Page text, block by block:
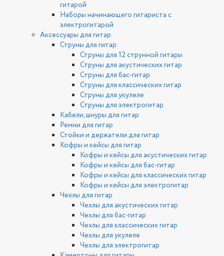
гитарой
Наборы начинающего гитариста с
электрогитарой
Аксессуары для гитар
Струны для гитар
Струны для 12 струнной гитары
Струны для акустических гитар
Струны для бас-гитар
Струны для классических гитар
Струны для укулеле
Струны для электрогитар
Кабели, шнуры для гитар
Ремни для гитар
Стойки и держатели для гитар
Кофры и кейсы для гитар
Кофры и кейсы для акустических гитар
Кофры и кейсы для бас-гитар
Кофры и кейсы для классических гитар
Кофры и кейсы для электрогитар
Чехлы для гитар
Чехлы для акустических гитар
Чехлы для бас-гитар
Чехлы для классических гитар
Чехлы для укулеле
Чехлы для электрогитар